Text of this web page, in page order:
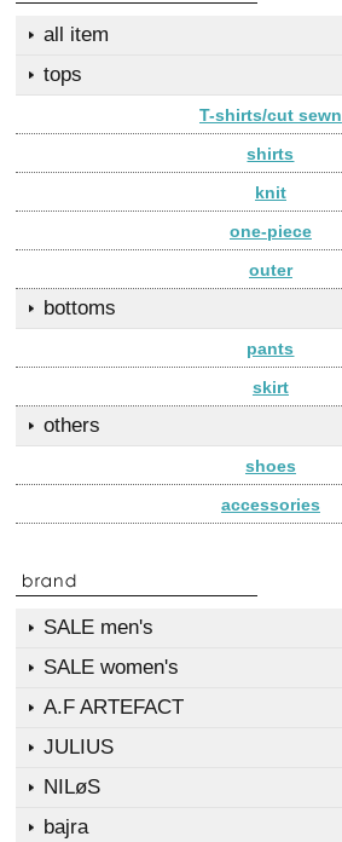
all item
tops
T-shirts/cut sewn
shirts
knit
one-piece
outer
bottoms
pants
skirt
others
shoes
accessories
SALE men's
SALE women's
A.F ARTEFACT
JULIUS
NILøS
bajra